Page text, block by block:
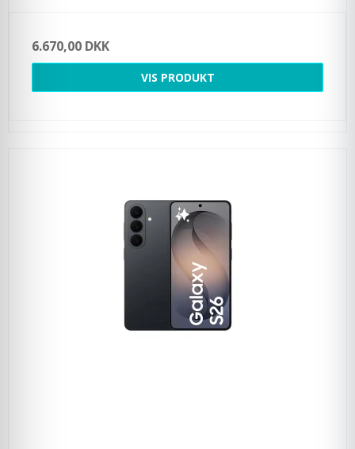
6.670,00 DKK
VIS PRODUKT